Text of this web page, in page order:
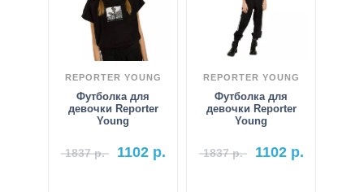
REPORTER YOUNG
Футболка для
девочки Reporter
Young
1837р. 1102р.
REPORTER YOUNG
Футболка для
девочки Reporter
Young
1837р. 1102р.